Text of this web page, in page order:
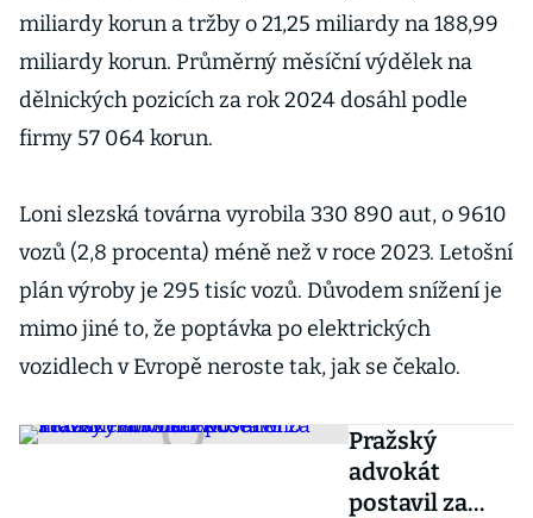
miliardy korun a tržby o 21,25 miliardy na 188,99
miliardy korun. Průměrný měsíční výdělek na
dělnických pozicích za rok 2024 dosáhl podle
firmy 57 064 korun.
Loni slezská továrna vyrobila 330 890 aut, o 9610
vozů (2,8 procenta) méně než v roce 2023. Letošní
plán výroby je 295 tisíc vozů. Důvodem snížení je
mimo jiné to, že poptávka po elektrických
vozidlech v Evropě neroste tak, jak se čekalo.
Pražský
advokát
postavil za